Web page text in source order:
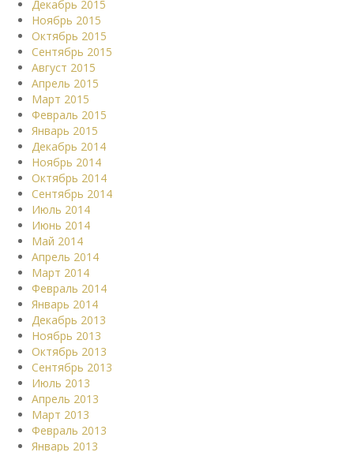
Декабрь 2015
Ноябрь 2015
Октябрь 2015
Сентябрь 2015
Август 2015
Апрель 2015
Март 2015
Февраль 2015
Январь 2015
Декабрь 2014
Ноябрь 2014
Октябрь 2014
Сентябрь 2014
Июль 2014
Июнь 2014
Май 2014
Апрель 2014
Март 2014
Февраль 2014
Январь 2014
Декабрь 2013
Ноябрь 2013
Октябрь 2013
Сентябрь 2013
Июль 2013
Апрель 2013
Март 2013
Февраль 2013
Январь 2013